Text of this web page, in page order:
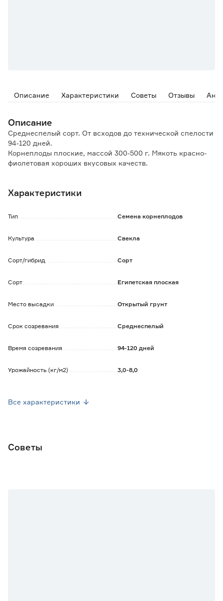
Описание Характеристики Советы Отзывы
Описание
Среднеспелый сорт. От всходов до технической спелости
94-120 дней.
Корнеплоды плоские, массой 300-500 г. Мякоть красно-
фиолетовая хороших вкусовых качеств.
Характеристики
Тип Семена корнеплодов
Культура Свекла
Сорт/гибрид Сорт
Сорт Египетская плоская
Место высадки Открытый грунт
Срок созревания Среднеспелый
Время созревания 94-120 дней
Урожайность (кг/м2) 3,0-8,0
Все характеристики
Советы